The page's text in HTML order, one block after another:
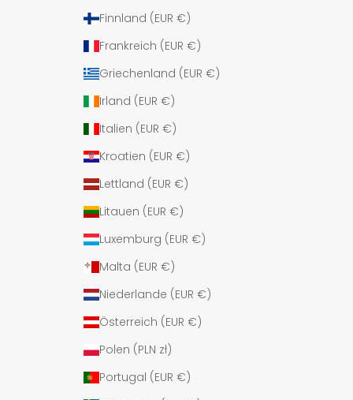
Finnland (EUR €)
Frankreich (EUR €)
Griechenland (EUR €)
Irland (EUR €)
Italien (EUR €)
Kroatien (EUR €)
Lettland (EUR €)
Litauen (EUR €)
Luxemburg (EUR €)
Malta (EUR €)
Niederlande (EUR €)
Österreich (EUR €)
Polen (PLN zł)
Portugal (EUR €)